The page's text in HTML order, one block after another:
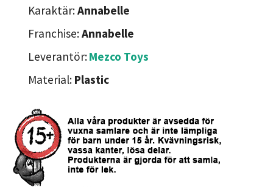
Karaktär:Annabelle
Franchise:Annabelle
Leverantör:Mezco Toys
Material: Plastic